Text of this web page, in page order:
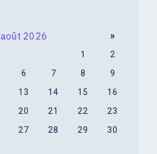
août 2026 »
1
2
6 7 8
9
13 14 15
16
20 21 22
23
27 28 29
30